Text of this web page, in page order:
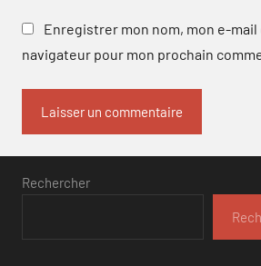
Enregistrer mon nom, mon e-
navigateur pour mon prochain
Rechercher